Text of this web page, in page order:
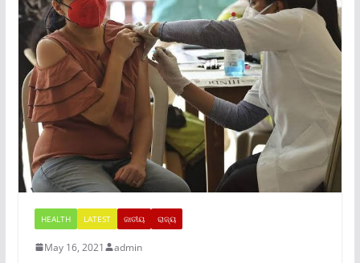
HEALTH LATEST ଜାତୀୟ ରାଜ୍ୟ
May 16, 2021 admin